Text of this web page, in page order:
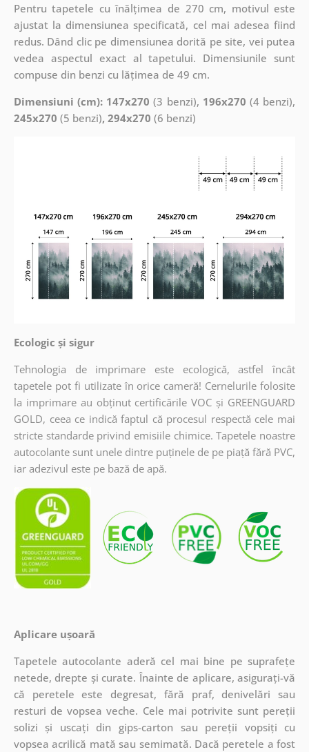
Pentru tapetele cu înălțimea de 270 cm, motivul este
ajustat la dimensiunea specificată, cel mai adesea fiind
redus. Dând clic pe dimensiunea dorită pe site, vei putea
vedea aspectul exact al tapetului. Dimensiunile sunt
compuse din benzi cu lățimea de 49 cm.
Dimensiuni (cm): 147x270 (3 benzi), 196x270 (4 benzi),
245x270 (5 benzi), 294x270 (6 benzi)
Ecologic și sigur
Tehnologia de imprimare este ecologică, astfel încât
tapetele pot fi utilizate în orice cameră! Cernelurile folosite
la imprimare au obținut certificările VOC și GREENGUARD
GOLD, ceea ce indică faptul că procesul respectă cele mai
stricte standarde privind emisiile chimice. Tapetele noastre
autocolante sunt unele dintre puținele de pe piață fără PVC,
iar adezivul este pe bază de apă.
Aplicare ușoară
Tapetele autocolante aderă cel mai bine pe suprafețe
netede, drepte și curate. Înainte de aplicare, asigurați-vă
că peretele este degresat, fără praf, denivelări sau
resturi de vopsea veche. Cele mai potrivite sunt pereții
solizi și uscați din gips-carton sau pereții vopsiți cu
vopsea acrilică mată sau semimată. Dacă peretele a fost